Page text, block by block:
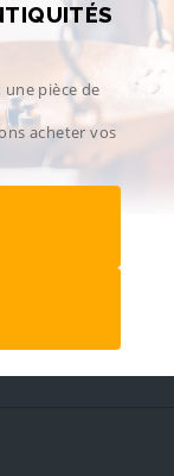
pièce de
acheter vos